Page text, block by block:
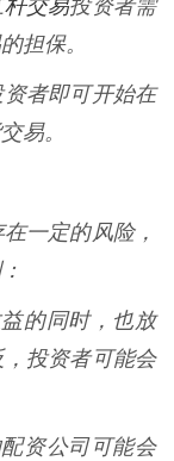
投资者需
担保。
者即可开始在
易。
一定的风险，
的同时，也放
投资者可能会
资公司可能会